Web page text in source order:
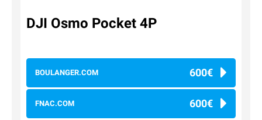
DJI Osmo Pocket 4P
BOULANGER.COM 600€
FNAC.COM 600€